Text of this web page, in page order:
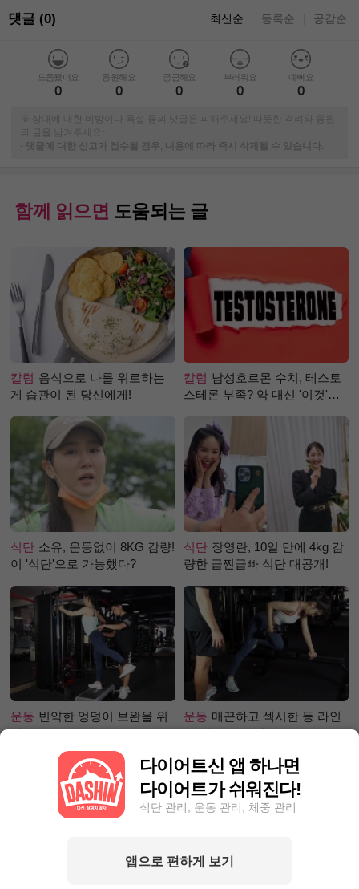
댓글 (0) 최신순 등록순 공감순
도움됐어요
0
응원해요
0
궁금해요
0
부러워요
0
예뻐요
0
※ 상대에 대한 비방이나 욕설 등의 댓글은 피해주세요! 따뜻한 격려와 응원
의 글을 남겨주세요~
-
댓글에 대한 신고가 접수될 경우, 내용에 따라 즉시 삭제될 수 있습니다.
함께 읽으면 도움되는 글
칼럼 음식으로 나를 위로하는
게 습관이 된 당신에게!
칼럼 남성호르몬 수치, 테스토
스테론 부족? 약 대신 '이것'으
식단 소유, 운동없이 8KG 감량!
이 '식단'으로 가능했다?
식단 장영란, 10일 만에 4kg 감
량한 급찐급빠 식단 대공개!
운동 빈약한 엉덩이 보완을 위
한 초보 헬스 운동 BEST!
운동 매끈하고 섹시한 등 라인
을 위한 초보 헬스 운동 BEST!
다이어트신 앱 하나면
다이어트가 쉬워진다!
식단 관리, 운동 관리, 체중 관리
앱으로 편하게 보기